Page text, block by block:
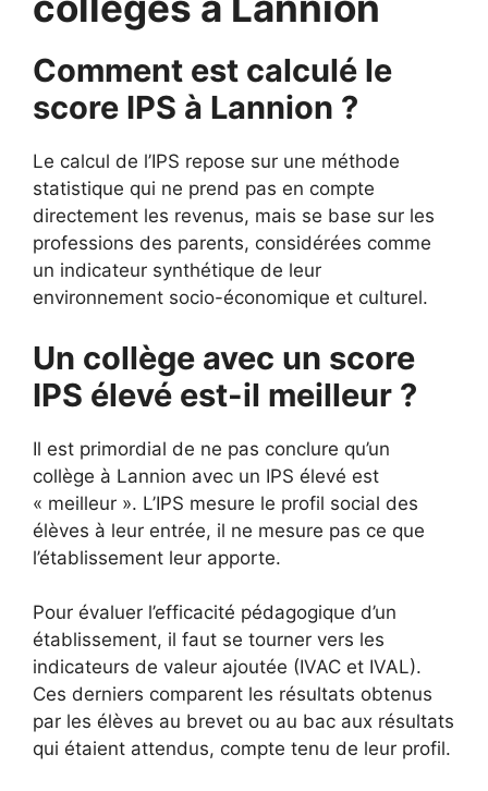
Comment est calculé le
score IPS à Lannion ?
Le calcul de l’IPS repose sur une méthode
statistique qui ne prend pas en compte
directement les revenus, mais se base sur les
professions des parents, considérées comme
un indicateur synthétique de leur
environnement socio-économique et culturel.
Un collège avec un score
IPS élevé est-il meilleur ?
Il est primordial de ne pas conclure qu’un
collège à Lannion avec un IPS élevé est
« meilleur ». L’IPS mesure le profil social des
élèves à leur entrée, il ne mesure pas ce que
l’établissement leur apporte.
Pour évaluer l’efficacité pédagogique d’un
établissement, il faut se tourner vers les
indicateurs de valeur ajoutée (IVAC et IVAL).
Ces derniers comparent les résultats obtenus
par les élèves au brevet ou au bac aux résultats
qui étaient attendus, compte tenu de leur profil.